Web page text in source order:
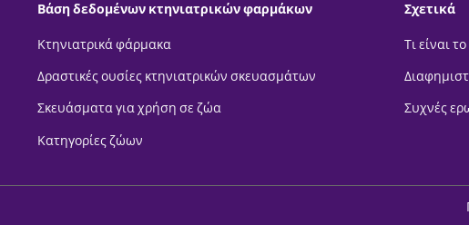
Βάση δεδομένων κτηνιατρικών φαρμάκων
Κτηνιατρικά φάρμακα
Δραστικές ουσίες κτηνιατρικών σκευασμάτων
Σκευάσματα για χρήση σε ζώα
Κατηγορίες ζώων
Σχετικά
Τι είναι
Συχνές